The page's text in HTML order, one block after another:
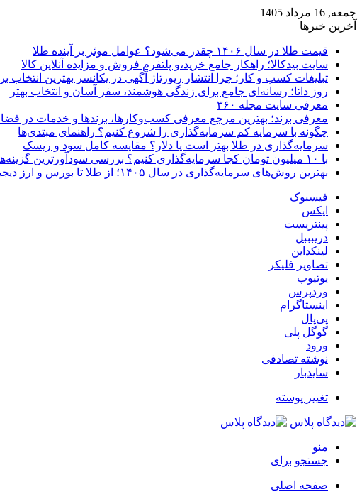
جمعه, 16 مرداد 1405
آخرین خبرها
قیمت طلا در سال ۱۴۰۶ چقدر می‌شود؟ عوامل موثر بر آینده طلا
سایت بیدکالا؛ راهکار جامع خرید،و پلتفرم فروش و مزایده آنلاین کالا
تبلیغات کسب و کار؛ چرا انتشار رپورتاژ آگهی در یکانسر بهترین
روز داتا؛ رسانه‌ای جامع برای زندگی هوشمند، سفر آسان و انتخاب بهتر
معرفی سایت مجله ۳۶۰
معرفی برند؛ بهترین مرجع معرفی کسب‌وکارها، برندها و خدمات در
چگونه با سرمایه کم سرمایه‌گذاری را شروع کنیم؟ راهنمای مبتدی‌ها
سرمایه‌گذاری در طلا بهتر است یا دلار؟ مقایسه کامل سود و ریسک
با ۱۰ میلیون تومان کجا سرمایه‌گذاری کنیم؟ بررسی سودآورترین گزینه‌ها
بهترین روش‌های سرمایه‌گذاری در سال ۱۴۰۵؛ از طلا تا بورس و ارز دیجیتال
فیسبوک
ایکس
پینتریست
دریبببل
لینکداین
تصاویر فلیکر
یوتیوب
وردپرس
اینستاگرام
پی‌پال
گوگل پلی
ورود
نوشته تصادفی
سایدبار
تغییر پوسته
منو
جستجو برای
صفحه اصلی